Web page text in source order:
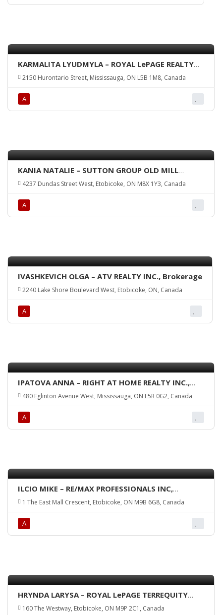
KARMALITA LYUDMYLA – ROYAL LePAGE REALTY
CENTRE, Brokerage
2150 Hurontario Street, Mississauga, ON L5B 1M8, Canada
А
KANIA NATALIE – SUTTON GROUP OLD MILL
REALTY INC., Brokerage
4237 Dundas Street West, Etobicoke, ON M8X 1Y3, Canada
А
IVASHKEVICH OLGA – ATV REALTY INC., Brokerage
2240 Lake Shore Boulevard West, Etobicoke, ON, Canada
А
IPATOVA ANNA – RIGHT AT HOME REALTY INC.,
Brokerage
480 Eglinton Avenue West, Mississauga, ON L5R 0G2, Canada
А
ILCIO MIKE – RE/MAX PROFESSIONALS INC,
Brokerage
1 The East Mall Crescent, Etobicoke, ON M9B 6G8, Canada
А
HRYNDA LARYSA – ROYAL LePAGE TERREQUITY
REALTY, Brokerage
160 The Westway, Etobicoke, ON M9P 2C1, Canada